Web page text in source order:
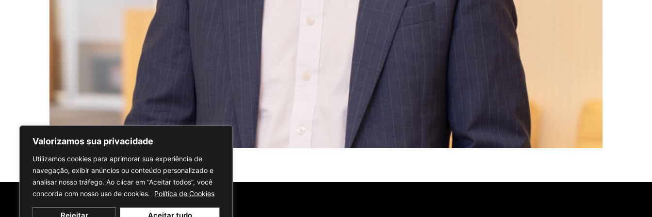
Valorizamos sua privacidade
Utilizamos cookies para aprimorar sua experiência de
navegação, exibir anúncios ou conteúdo personalizado e
analisar nosso tráfego. Ao clicar em “Aceitar todos”, você
concorda com nosso uso de cookies.
Política de Cookies
← Anterior